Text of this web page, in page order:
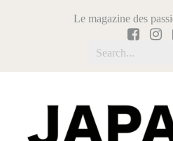
Le magazine des